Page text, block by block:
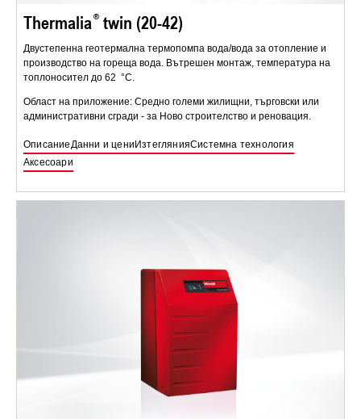
Thermalia twin (20-42)
Двустепенна геотермална термопомпа вода/вода за отопление и
производство на гореща вода. Вътрешен монтаж, температура на
топлоносител до 62 °C.
Област на приложение: Средно големи жилищни, търговски или
административни сгради - за Ново строителство и реновация.
Описание Данни и цениИзтеглянияСистемна технология
Аксесоари